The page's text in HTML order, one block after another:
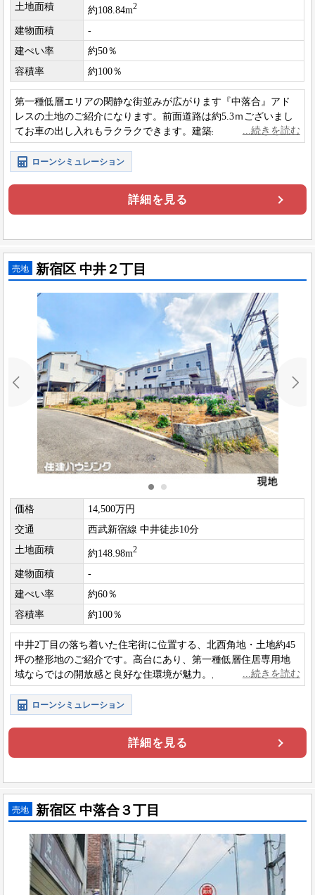
土地面積
約108.84m2
建物面積
-
建ぺい率
約50％
容積率
約100％
第一種低層エリアの閑静な街並みが広がります『中落合』アド
レスの土地のご紹介になります。前面道路は約5.3ｍございまし
てお車の出し入れもラクラクできます。建築条件はございませ
んのでお好きなハウスメーカーで建築可能です。
ローンシミュレーション
詳細を見る
売地 新宿区 中井２丁目
価格
14,500万円
交通
西武新宿線 中井徒歩10分
土地面積
約148.98m2
建物面積
-
建ぺい率
約60％
容積率
約100％
中井2丁目の落ち着いた住宅街に位置する、北西角地・土地約45
坪の整形地のご紹介です。高台にあり、第一種低層住居専用地
域ならではの開放感と良好な住環境が魅力。周辺は低層住宅が
建ち並び、将来的にも安心感のある立地です。
ローンシミュレーション
詳細を見る
売地 新宿区 中落合３丁目